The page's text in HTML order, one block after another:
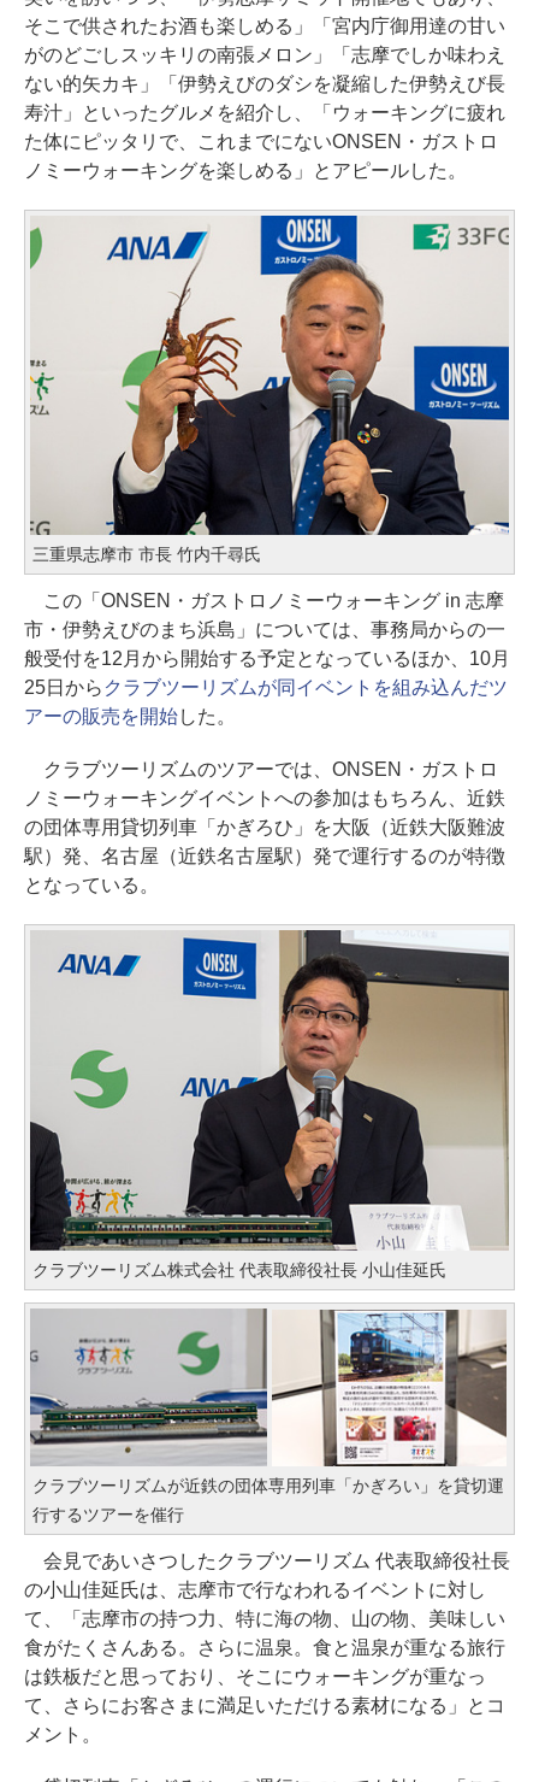
そこで供されたお酒も楽しめる」「宮内庁御用達の甘い
がのどごしスッキリの南張メロン」「志摩でしか味わえ
ない的矢カキ」「伊勢えびのダシを凝縮した伊勢えび長
寿汁」といったグルメを紹介し、「ウォーキングに疲れ
た体にピッタリで、これまでにないONSEN・ガストロ
ノミーウォーキングを楽しめる」とアピールした。
三重県志摩市 市長 竹内千尋氏
この「ONSEN・ガストロノミーウォーキング in 志摩
市・伊勢えびのまち浜島」については、事務局からの一
般受付を12月から開始する予定となっているほか、10月
25日から クラブツーリズムが同イベントを組み込んだツ
アーの販売を開始した。
クラブツーリズムのツアーでは、ONSEN・ガストロ
ノミーウォーキングイベントへの参加はもちろん、近鉄
の団体専用貸切列車「かぎろひ」を大阪（近鉄大阪難波
駅）発、名古屋（近鉄名古屋駅）発で運行するのが特徴
となっている。
クラブツーリズム株式会社 代表取締役社長 小山佳延氏
クラブツーリズムが近鉄の団体専用列車「かぎろい」を貸切運
行するツアーを催行
会見であいさつしたクラブツーリズム 代表取締役社長
の小山佳延氏は、志摩市で行なわれるイベントに対し
て、「志摩市の持つ力、特に海の物、山の物、美味しい
食がたくさんある。さらに温泉。食と温泉が重なる旅行
は鉄板だと思っており、そこにウォーキングが重なっ
て、さらにお客さまに満足いただける素材になる」とコ
メント。